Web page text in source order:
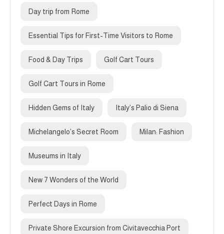
Day trip from Rome
Essential Tips for First-Time Visitors to Rome
Food & Day Trips Golf Cart Tours
Golf Cart Tours in Rome
Hidden Gems of Italy Italy’s Palio di Siena
Michelangelo’s Secret Room Milan: Fashion
Museums in Italy
New 7 Wonders of the World
Perfect Days in Rome
Private Shore Excursion from Civitavecchia Port